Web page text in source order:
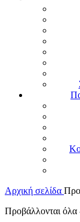
Αρχική σελίδα
Προβάλλονται όλα